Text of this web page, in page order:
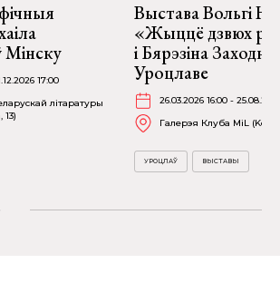
Мінску
17:00
літаратуры
13)
Выстава Вольгі
«Жыццё дзвюх
і Бярэзіна
Уроцлаве
26.03.2026 16:00 -
Галерэя Клуба MiL
УРОЦЛАЎ ВЫСТАВЫ